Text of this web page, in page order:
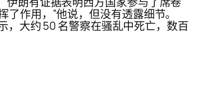
作用，”他说，但没有透露细节。
，大约 50 名警察在骚乱中死亡，数百